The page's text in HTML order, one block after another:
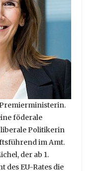
föderale
Politikerin
im Amt.
der ab 1.
des EU-Rates die